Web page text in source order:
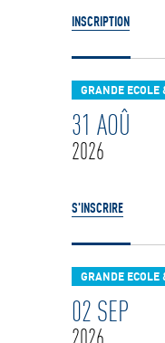
INSCRIPTION
GRANDE ECOLE
31 AOÛ
2026
S'INSCRIRE
GRANDE ECOLE
02 SEP
2026